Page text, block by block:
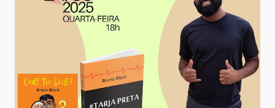
Cecilia Rogers, Claudia Alejandra Auriol, Cris Ávila, Cristina
Leilane Fernandes, Dilma de Andrade, Faba, Gabriela Ladrón
de Guevara, Graciela Romero, Jooselene Neggra Black,
Jorge Alfredo Castillo Moreno, Lican Javier M., Ligia
Helena Carvalho, Manuela Barreto, Mariana Valle, Mariney
Klecz, Martín Nigromante, Nhyin - o Gnomo do Arco-íris,